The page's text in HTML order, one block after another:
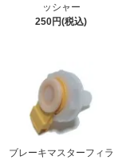
ッシャー
250円(税込)
ブレーキマスターフィラ